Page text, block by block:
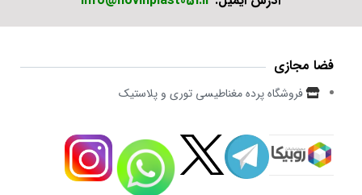
فضا مجازی
فروشگاه پرده مغناطیسی توری و پلاستیک